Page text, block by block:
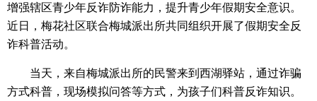
增强辖区青少年反诈防诈能力，提升青少年假期安全意识。
近日，梅花社区联合梅城派出所共同组织开展了假期安全反
诈科普活动。
当天，来自梅城派出所的民警来到西湖驿站，通过诈骗
方式科普，现场模拟问答等方式，为孩子们科普反诈知识。